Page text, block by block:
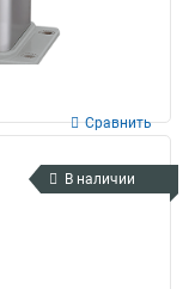
Сравнить
В наличии